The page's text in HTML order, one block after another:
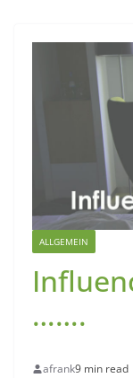
ALLGEMEIN
…….
afrank9 min read